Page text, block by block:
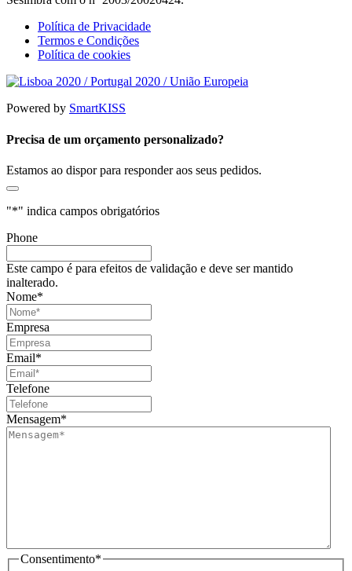
Política de Privacidade
Termos e Condições
Política de cookies
Powered by SmartKISS
Precisa de um orçamento personalizado?
Estamos ao dispor para responder aos seus pedidos.
"*" indica campos obrigatórios
Phone
Este campo é para efeitos de validação e deve ser mantido
inalterado.
Nome*
Empresa
Email*
Telefone
Mensagem*
Consentimento*